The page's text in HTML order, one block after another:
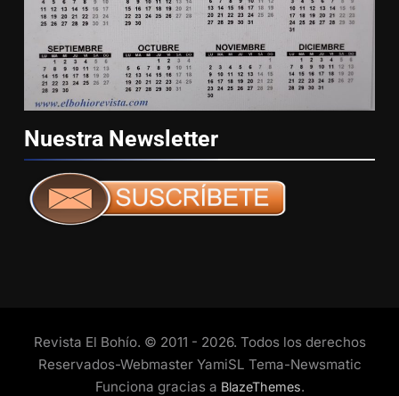
Nuestra Newsletter
Revista El Bohío. © 2011 - 2026. Todos los derechos
Reservados-Webmaster YamiSL Tema-Newsmatic
Funciona gracias a BlazeThemes.